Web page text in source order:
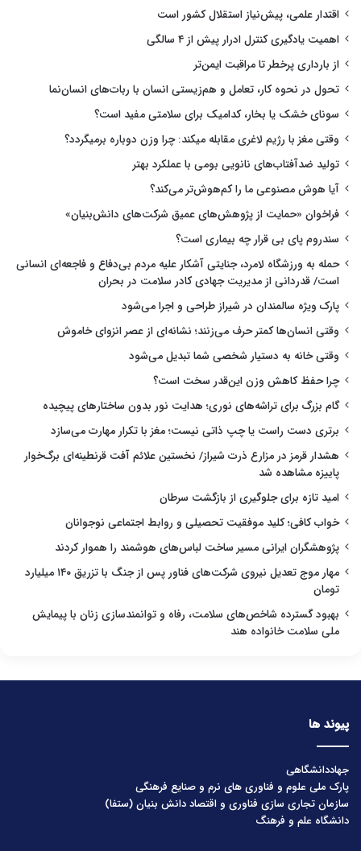
اقتدار علمی، پیش‌نیاز استقلال کشور است
اهمیت یادگیری کنترل ادرار پیش از ۴ سالگی
از بارداری پرخطر تا مراقبت ایمن‌تر
تحول در نحوه کار، تعامل و هم‌زیستی انسان با ربات‌های انسان‌نما
سونای خشک یا بخار، کدامیک برای سلامتی مفید است؟
وقتی مغز با رژیم لاغری مقابله میکند: چرا وزن دوباره برمیگردد؟
تولید ضدآفتاب‌های نانویی بومی با عملکرد بهتر
آیا هوش مصنوعی ما را کم‌هوش‌تر می‌کند؟
فراخوان «حمایت از پژوهش‌های عمیق شرکت‌های دانش‌بنیان»
سندروم پای بی قرار چه بیماری است؟
حمله به ورزشگاه لامرد، جنایتی آشکار علیه مردم بی‌دفاع و فاجعه‌ای انسانی
است/ قدردانی از مدیریت جهادی کادر سلامت در بحران
پارک ویژه سالمندان در شیراز طراحی و اجرا می‌شود
وقتی انسان‌ها کمتر حرف می‌زنند؛ نشانه‌ای از عصر انزوای خاموش
وقتی خانه به دستیار شخصی شما تبدیل می‌شود
چرا حفظ کاهش وزن این‌قدر سخت است؟
گام بزرگ برای تراشه‌های نوری؛ هدایت نور بدون ساختارهای پیچیده
برتری دست راست یا چپ ذاتی نیست؛ مغز با تکرار مهارت می‌سازد
هشدار قرمز در مزارع ذرت شیراز/ نخستین علائم آفت قرنطینه‌ای برگ‌خوار
پاییزه مشاهده شد
امید تازه برای جلوگیری از بازگشت سرطان
خواب کافی؛ کلید موفقیت تحصیلی و روابط اجتماعی نوجوانان
پژوهشگران ایرانی مسیر ساخت لباس‌های هوشمند را هموار کردند
مهار موج تعدیل نیروی شرکت‌های فناور پس از جنگ با تزریق ۱۴۰ میلیارد
تومان
بهبود گسترده شاخص‌های سلامت، رفاه و توانمندسازی زنان با پیمایش
ملی سلامت خانواده هند
پیوند ها
جهاددانشگاهی
پارک ملی علوم و فناوری های نرم و صنایع فرهنگی
سازمان تجاری سازی فناوری و اقتصاد دانش بنیان (ستفا)
دانشگاه علم و فرهنگ